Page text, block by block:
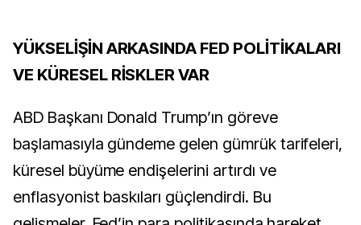
YÜKSELİŞİN ARKASINDA FED POLİTİKALARI
VE KÜRESEL RİSKLER VAR
ABD Başkanı Donald Trump’ın göreve
başlamasıyla gündeme gelen gümrük tarifeleri,
küresel büyüme endişelerini artırdı ve
enflasyonist baskıları güçlendirdi. Bu